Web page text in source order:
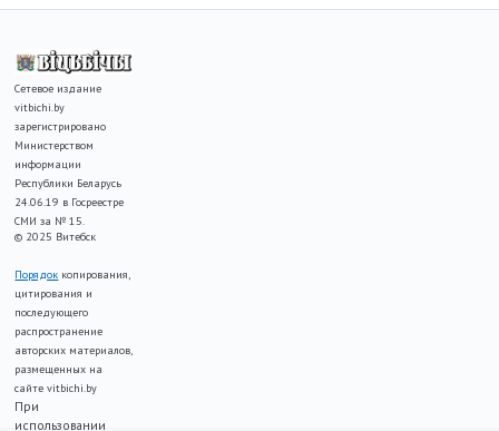
Сетевое издание
vitbichi.by
зарегистрировано
Министерством
информации
Республики Беларусь
24.06.19 в Госреестре
СМИ за № 15.
© 2025 Витебск
Порядок копирования,
цитирования и
последующего
распространение
авторских материалов,
размещенных на
сайте vitbichi.by
При
использовании